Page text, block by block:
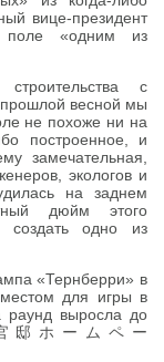
вице-президент
поле «одним из
с
весной мы
не похоже ни на
построенное, и
замечательная,
экологов и
на заднем
дюйм этого
создать одно из
«Тернберри» в
для игры в
раунд выросла до
官邸ホームペー